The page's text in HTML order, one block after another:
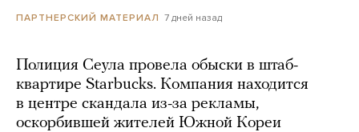
ПАРТНЕРСКИЙ МАТЕРИАЛ 7 дней назад
Полиция Сеула провела обыски в штаб-
квартире Starbucks. Компания находится
в центре скандала из-за рекламы,
оскорбившей жителей Южной Кореи